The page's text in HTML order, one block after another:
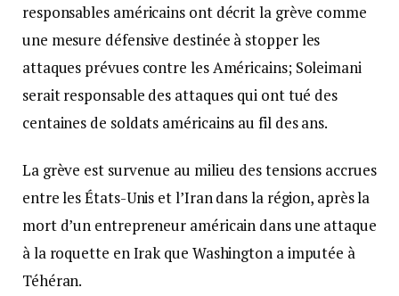
responsables américains ont décrit la grève comme
une mesure défensive destinée à stopper les
attaques prévues contre les Américains; Soleimani
serait responsable des attaques qui ont tué des
centaines de soldats américains au fil des ans.
La grève est survenue au milieu des tensions accrues
entre les États-Unis et l’Iran dans la région, après la
mort d’un entrepreneur américain dans une attaque
à la roquette en Irak que Washington a imputée à
Téhéran.